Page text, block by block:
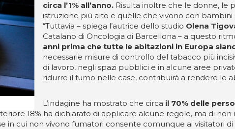
circa l’1% all’anno. Risulta inoltre che le donne, le
istruzione più alto e quelle che vivono con
“Tuttavia – spiega l’autrice dello studio Olena
Catalano di Oncologia di Barcellona – a questo
anni prima che tutte le abitazioni in Europa
necessarie misure di controllo del tabacco più
di lavoro, negli spazi pubblici e in alcune aree
ridurre il fumo nelle case, contribuirà a rendere le
L’indagine ha mostrato che circa il 70% delle
18% ha dichiarato di applicare alcune regole, ma di
in cui non vivono fumatori consente comunque ai visitatori